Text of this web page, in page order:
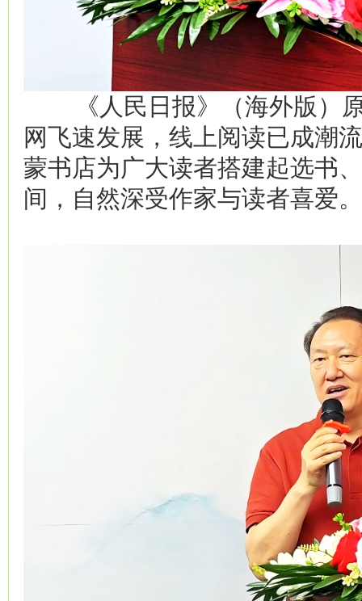
《人民日报》（海外版）原
网飞速发展，线上阅读已成潮
蒙书店为广大读者搭建起选书
间，自然深受作家与读者喜爱。